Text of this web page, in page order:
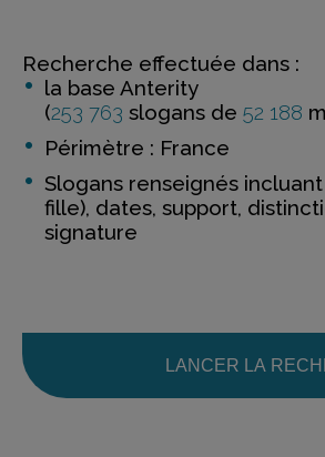
Recherche effectuée dans :
la base Anterity
(253 763 slogans de 52 188
Périmètre : France
Slogans renseignés
fille), dates, support,
signature
LANCER LA